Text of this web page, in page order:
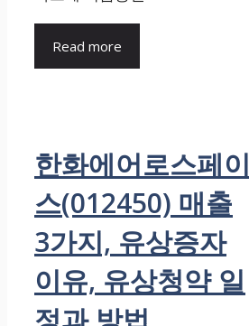
Read more
한화에어로스페이
스(012450) 매출
3가지, 유상증자
이유, 유상청약 일